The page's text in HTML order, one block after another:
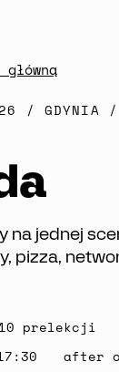
/ GDYNIA /
na jednej
pizza,
10 prelekcji
after